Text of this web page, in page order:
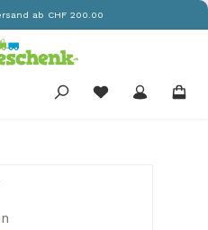
ab CHF 200.00
Du hast 0